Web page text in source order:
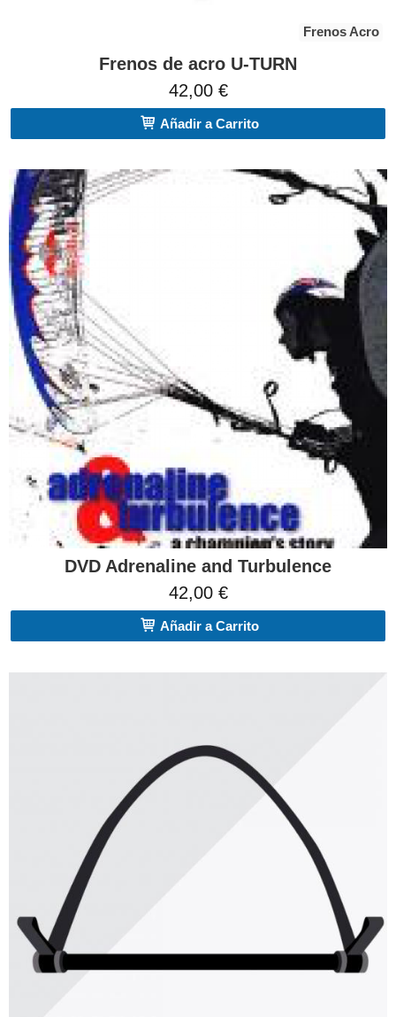
Frenos Acro
Frenos de acro U-TURN
42,00 €
Añadir a Carrito
DVD Adrenaline and Turbulence
42,00 €
Añadir a Carrito